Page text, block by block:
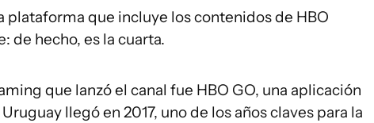
plataforma que incluye los contenidos de HBO
de hecho, es la cuarta.
que lanzó el canal fue HBO GO, una aplicación
llegó en 2017, uno de los años claves para la